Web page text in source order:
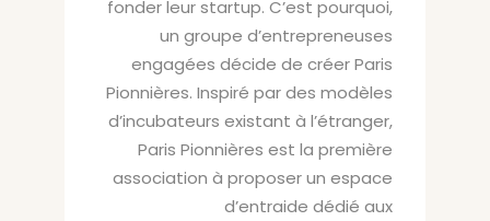
fonder leur startup. C’est pourquoi,
un groupe d’entrepreneuses
engagées décide de créer Paris
Pionnières. Inspiré par des modèles
d’incubateurs existant à l’étranger,
Paris Pionnières est la première
association à proposer un espace
d’entraide dédié aux